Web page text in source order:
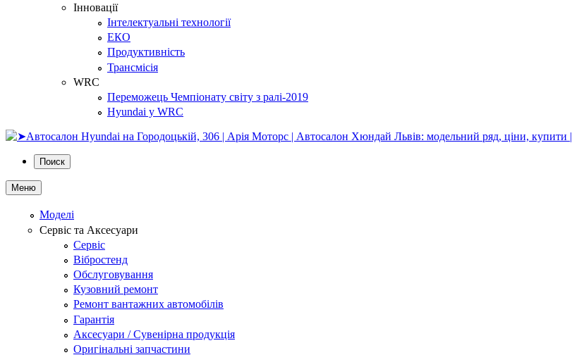
Інновації
Інтелектуальні технології
ЕКО
Продуктивність
Трансмісія
WRC
Переможець Чемпіонату світу з ралі-2019
Hyundai у WRC
Поиск
Меню
Моделі
Сервіс та Аксесуари
Сервіс
Вібростенд
Обслуговування
Кузовний ремонт
Ремонт вантажних автомобілів
Гарантія
Аксесуари / Сувенірна продукція
Оригінальні запчастини